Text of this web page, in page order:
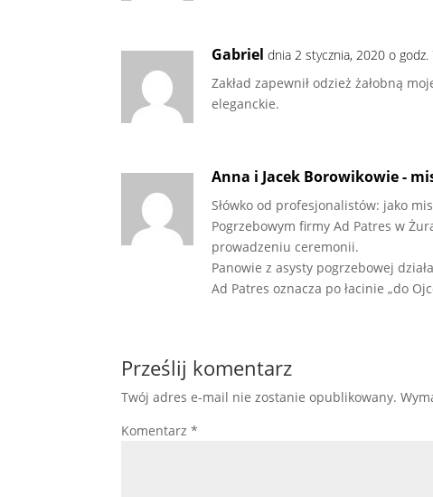
Gabriel dnia 2 stycznia, 2020 o godz.
Zakład zapewnił odzież żałobną
eleganckie.
Anna i Jacek Borowikowie -
Słówko od profesjonalistów: jako
Pogrzebowym firmy Ad Patres w
prowadzeniu ceremonii.
Panowie z asysty pogrzebowej
Ad Patres oznacza po łacinie „do
Prześlij komentarz
Twój adres e-mail nie zostanie opublikowany.
Komentarz*